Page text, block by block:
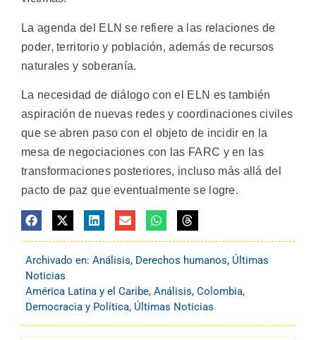
La agenda del ELN se refiere a las relaciones de
poder, territorio y población, además de recursos
naturales y soberanía.
La necesidad de diálogo con el ELN es también
aspiración de nuevas redes y coordinaciones civiles
que se abren paso con el objeto de incidir en la
mesa de negociaciones con las FARC y en las
transformaciones posteriores, incluso más allá del
pacto de paz que eventualmente se logre.
Archivado en: Análisis, Derechos humanos, Últimas
Noticias
América Latina y el Caribe, Análisis, Colombia,
Democracia y Política, Últimas Noticias